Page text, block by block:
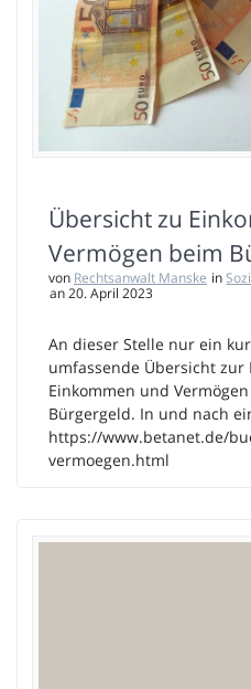
Übersicht zu
Vermögen beim
von Rechtsanwalt Manske in
an 20. April 2023
An dieser Stelle nur ein
umfassende Übersicht zur
Einkommen und
Bürgergeld. In und nach
https://www.betanet.de/
vermoegen.html